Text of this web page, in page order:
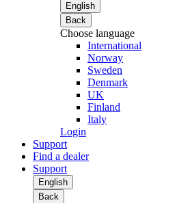
English
Back
Choose language
International
Norway
Sweden
Denmark
UK
Finland
Italy
Login
Support
Find a dealer
Support
English
Back